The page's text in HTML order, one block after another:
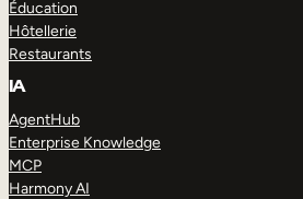
Éducation
Hôtellerie
Restaurants
IA
AgentHub
Enterprise Knowledge
MCP
Harmony AI